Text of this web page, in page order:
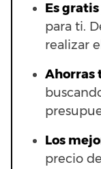
Es
para ti.
realizar
Ahorras
Los
precio